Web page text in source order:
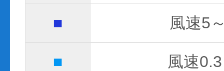
■ 風速5
■ 風速